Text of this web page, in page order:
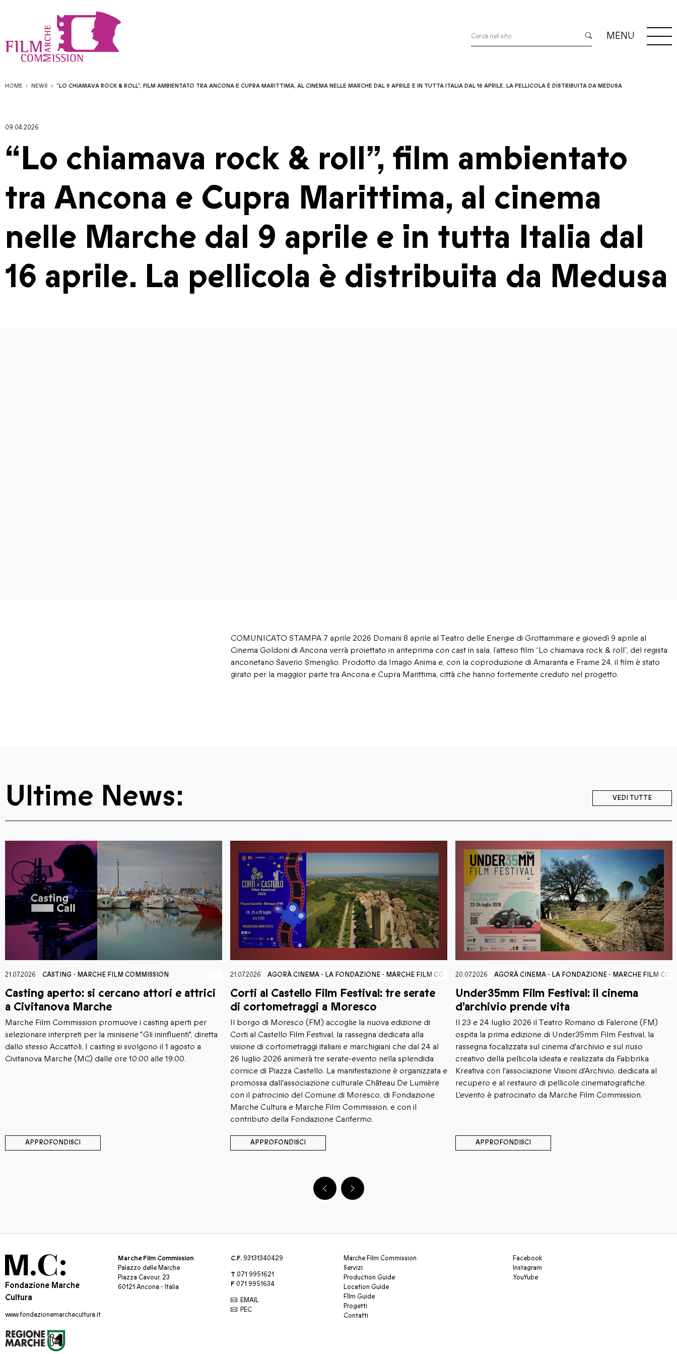
MENU
HOME NEWS “LO CHIAMAVA ROCK & ROLL”, FILM AMBIENTATO TRA ANCONA E CUPRA MARITTIMA, AL CINEMA NELLE MARCHE DAL 9 APRILE E IN TUTTA ITALIA DAL 16 APRILE. LA PELLICOLA È DISTRIBUITA DA MEDUSA
09.04.2026
“Lo chiamava rock & roll”, film ambientato
tra Ancona e Cupra Marittima, al cinema
nelle Marche dal 9 aprile e in tutta Italia dal
16 aprile. La pellicola è distribuita da Medusa
COMUNICATO STAMPA 7 aprile 2026 Domani 8 aprile al Teatro delle Energie di Grottammare e giovedì 9 aprile al
Cinema Goldoni di Ancona verrà proiettato in anteprima con cast in sala, l’atteso film “Lo chiamava rock & roll”, del regista
anconetano Saverio Smeriglio. Prodotto da Imago Anima e, con la coproduzione di Amaranta e Frame 24, il film è stato
girato per la maggior parte tra Ancona e Cupra Marittima, città che hanno fortemente creduto nel progetto.
Ultime News: VEDI TUTTE
21.07.2026 CASTING - MARCHE FILM COMMISSION
Casting aperto: si cercano attori e attrici
a Civitanova Marche
Marche Film Commission promuove i casting aperti per
selezionare interpreti per la miniserie "Gli ininfluenti", diretta
dallo stesso Accattoli. I casting si svolgono il 1 agosto a
Civitanova Marche (MC) dalle ore 10:00 alle 19:00.
APPROFONDISCI
21.07.2026 AGORÀ CINEMA- LA FONDAZIONE- MARCHE FILM COMMISSION
Corti al Castello Film Festival: tre serate
di cortometraggi a Moresco
Il borgo di Moresco (FM) accoglie la nuova edizione di
Corti al Castello Film Festival, la rassegna dedicata alla
visione di cortometraggi italiani e marchigiani che dal 24 al
26 luglio 2026 animerà tre serate-evento nella splendida
cornice di Piazza Castello. La manifestazione è organizzata e
promossa dall'associazione culturale Château De Lumière
con il patrocinio del Comune di Moresco, di Fondazione
Marche Cultura e Marche Film Commission, e con il
contributo della Fondazione Carifermo.
APPROFONDISCI
20.07.2026 AGORÀ CINEMA- LA FONDAZIONE- MARCHE FILM
Under35mm Film Festival: il cinema
d’archivio prende vita
Il 23 e 24 luglio 2026 il Teatro Romano di Falerone (FM)
ospita la prima edizione di Under35mm Film Festival, la
rassegna focalizzata sul cinema d'archivio e sul riuso
creativo della pellicola ideata e realizzata da Fabbrika
Kreativa con l'associazione Visioni d'Archivio, dedicata al
recupero e al restauro di pellicole cinematografiche.
L'evento è patrocinato da Marche Film Commission.
APPROFONDISCI
Fondazione Marche
Cultura
www.fondazionemarchecultura.it
Marche Film Commission
Palazzo delle Marche
Piazza Cavour, 23
60121 Ancona - Italia
C.F.93131340429
T 071 9951621
F 071 9951634
EMAIL
PEC
Marche Film Commission
Servizi
Production Guide
Location Guide
FIlm Guide
Progetti
Contatti
Facebook
Instagram
YouYube